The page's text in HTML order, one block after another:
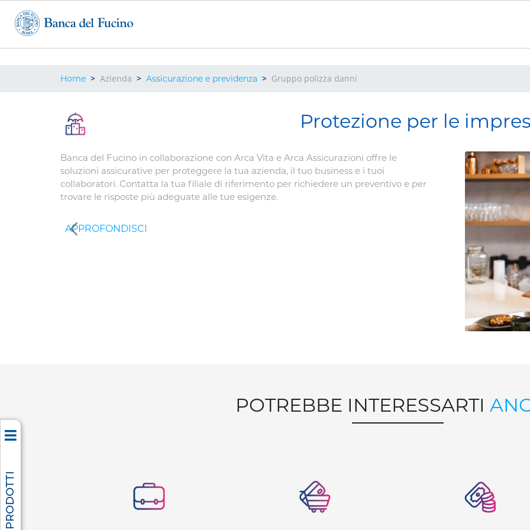
contenuto
principale
BricioleHome Azienda Assicurazione e previdenza Gruppo polizza danni
Protezione per le
Banca del Fucino in collaborazione con Arca Vita e Arca Assicurazioni offre le
soluzioni assicurative per proteggere la tua azienda, il tuo business e i tuoi
collaboratori. Contatta la tua filiale di riferimento per richiedere un preventivo e per
trovare le risposte più adeguate alle tue esigenze.
Dietro
POTREBBE INTERESSARTI